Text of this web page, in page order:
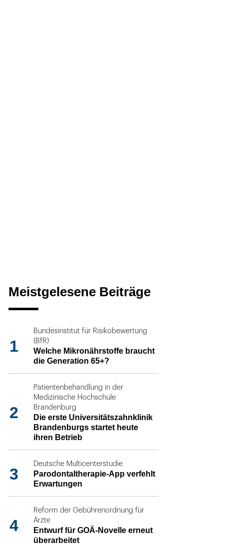
Meistgelesene Beiträge
1
Bundesinstitut für Risikobewertung
(BfR)
Welche Mikronährstoffe braucht
die Generation 65+?
2
Patientenbehandlung in der
Medizinische Hochschule
Brandenburg
Die erste Universitätszahnklinik
Brandenburgs startet heute
ihren Betrieb
3
Deutsche Multicenterstudie
Parodontaltherapie-App verfehlt
Erwartungen
4
Reform der Gebührenordnung für
Ärzte
Entwurf für GOÄ-Novelle erneut
überarbeitet